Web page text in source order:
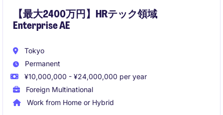
【最大2400万円】HRテック領域
Enterprise AE
Tokyo
Permanent
¥10,000,000 - ¥24,000,000 per year
Foreign Multinational
Work from Home or Hybrid